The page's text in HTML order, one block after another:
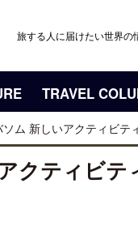
旅する人に届けたい世界の
TRAVEL
ソム 新しいアクティビテ
クティビテ